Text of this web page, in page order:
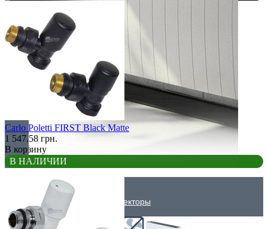
Внутрипольные конвекторы
Carlo Poletti FIRST Black Matte
1 547.58 грн.
В корзину
В НАЛИЧИИ